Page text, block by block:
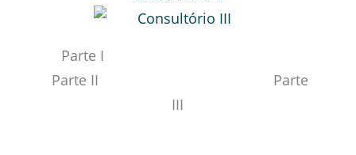
Parte I
Parte II Parte
III